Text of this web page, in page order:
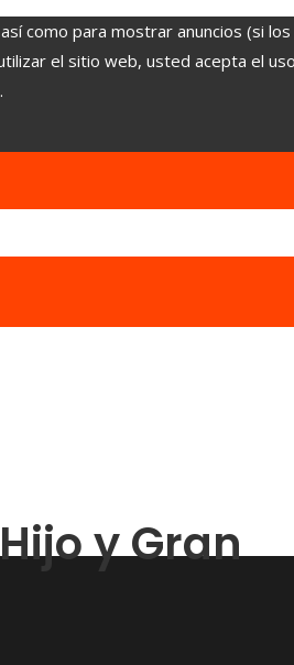
como para mostrar anuncios (si
el sitio web, usted acepta el
y Gran